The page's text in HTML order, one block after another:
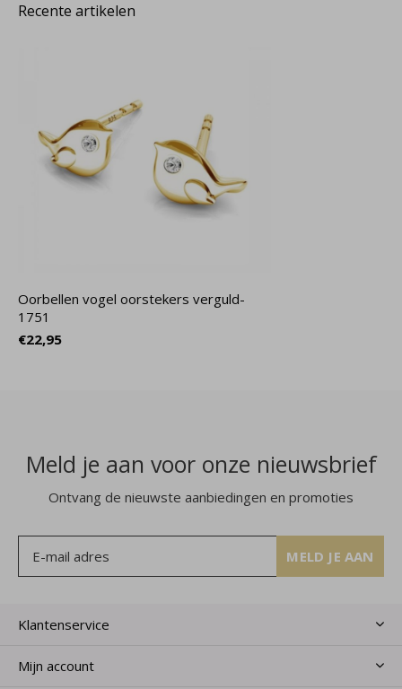
Recente artikelen
Oorbellen vogel oorstekers verguld-
1751
€22,95
Meld je aan voor onze nieuwsbrief
Ontvang de nieuwste aanbiedingen en promoties
MELD JE AAN
Klantenservice
Mijn account